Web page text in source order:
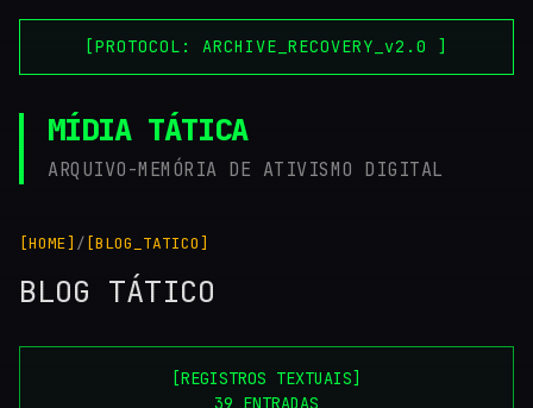
[PROTOCOL: ARCHIVE_RECOVERY_v2.0 ]
MÍDIA TÁTICA
ARQUIVO-MEMÓRIA DE ATIVISMO DIGITAL
[HOME] / [BLOG_TATICO]
BLOG TÁTICO
[REGISTROS TEXTUAIS]
39 ENTRADAS